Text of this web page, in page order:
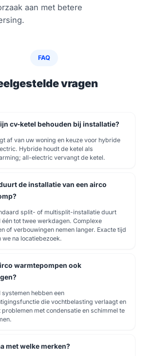
aan met betere
FAQ
vragen
cv-ketel behouden bij installatie?
af van uw woning en keuze voor hybride
Hybride houdt de ketel als
all-electric vervangt de ketel.
de installatie van een airco
split- of multisplit-installatie duurt
één tot twee werkdagen. Complexe
of verbouwingen nemen langer. Exacte tijd
we na locatiebezoek.
warmtepompen ook
systemen hebben een
die vochtbelasting verlaagt en
problemen met condensatie en schimmel te
met welke merken?